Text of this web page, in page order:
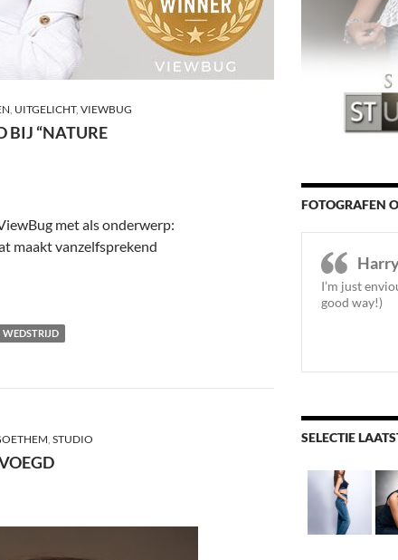
, UITGELICHT, VIEWBUG
BIJ “NATURE
met als onderwerp:
maakt vanzelfsprekend
genomineerd bij “Nature Uncovered” op ViewBug
WEDSTRIJD
, STUDIO
FOTOGRAFEN
I’m just
good way!)
SELECTIE